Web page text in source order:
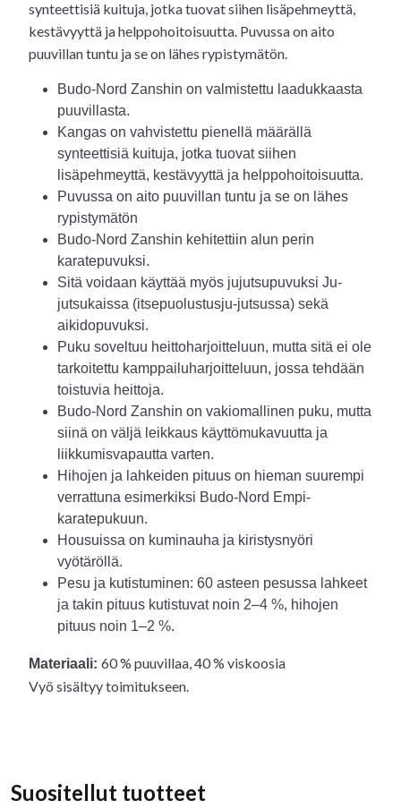
synteettisiä kuituja, jotka tuovat siihen lisäpehmeyttä,
kestävyyttä ja helppohoitoisuutta. Puvussa on aito
puuvillan tuntu ja se on lähes rypistymätön.
Budo-Nord Zanshin on valmistettu laadukkaasta
puuvillasta.
Kangas on vahvistettu pienellä määrällä
synteettisiä kuituja, jotka tuovat siihen
lisäpehmeyttä, kestävyyttä ja helppohoitoisuutta.
Puvussa on aito puuvillan tuntu ja se on lähes
rypistymätön
Budo-Nord Zanshin kehitettiin alun perin
karatepuvuksi.
Sitä voidaan käyttää myös jujutsupuvuksi Ju-
jutsukaissa (itsepuolustusju-jutsussa) sekä
aikidopuvuksi.
Puku soveltuu heittoharjoitteluun, mutta sitä ei ole
tarkoitettu kamppailuharjoitteluun, jossa tehdään
toistuvia heittoja.
Budo-Nord Zanshin on vakiomallinen puku, mutta
siinä on väljä leikkaus käyttömukavuutta ja
liikkumisvapautta varten.
Hihojen ja lahkeiden pituus on hieman suurempi
verrattuna esimerkiksi Budo-Nord Empi-
karatepukuun.
Housuissa on kuminauha ja kiristysnyöri
vyötäröllä.
Pesu ja kutistuminen: 60 asteen pesussa lahkeet
ja takin pituus kutistuvat noin 2–4 %, hihojen
pituus noin 1–2 %.
Materiaali: 60 % puuvillaa, 40 % viskoosia
Vyö sisältyy toimitukseen.
Suositellut tuotteet